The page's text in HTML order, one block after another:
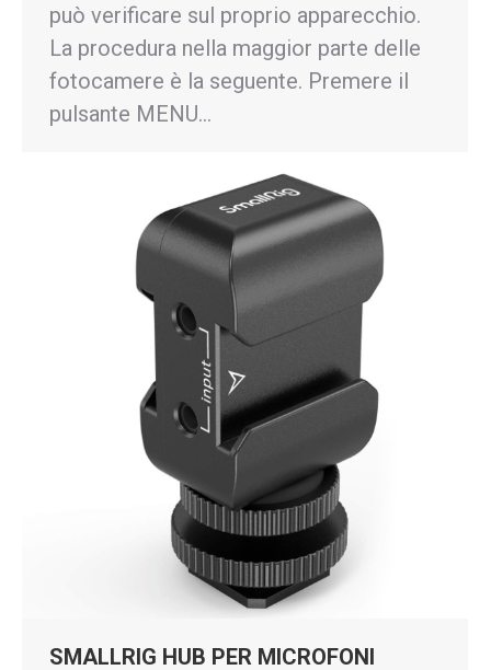
può verificare sul proprio apparecchio.
La procedura nella maggior parte delle
fotocamere è la seguente. Premere il
pulsante MENU…
SMALLRIG HUB PER MICROFONI